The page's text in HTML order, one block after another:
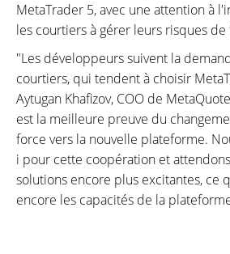
MetaTrader 5, avec une attention à
les courtiers à gérer leurs risques
"Les développeurs suivent la
courtiers, qui tendent à choisir
Aytugan Khafizov, COO de
est la meilleure preuve du
force vers la nouvelle plateforme.
i pour cette coopération et
solutions encore plus excitantes, ce
encore les capacités de la